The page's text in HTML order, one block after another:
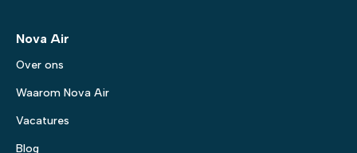
Nova Air
Over ons
Waarom Nova Air
Vacatures
Blog